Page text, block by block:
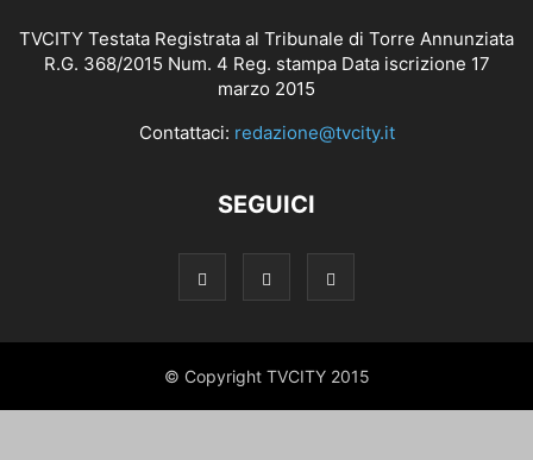
TVCITY Testata Registrata al Tribunale di Torre Annunziata
R.G. 368/2015 Num. 4 Reg. stampa Data iscrizione 17
marzo 2015
Contattaci: redazione@tvcity.it
SEGUICI
© Copyright TVCITY 2015